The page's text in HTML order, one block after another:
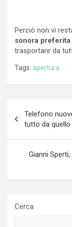
Perciò non vi
sonora preferita
trasportare da
Tags: apertura
articoli
Telefono
tutto da
Gianni
Cerca